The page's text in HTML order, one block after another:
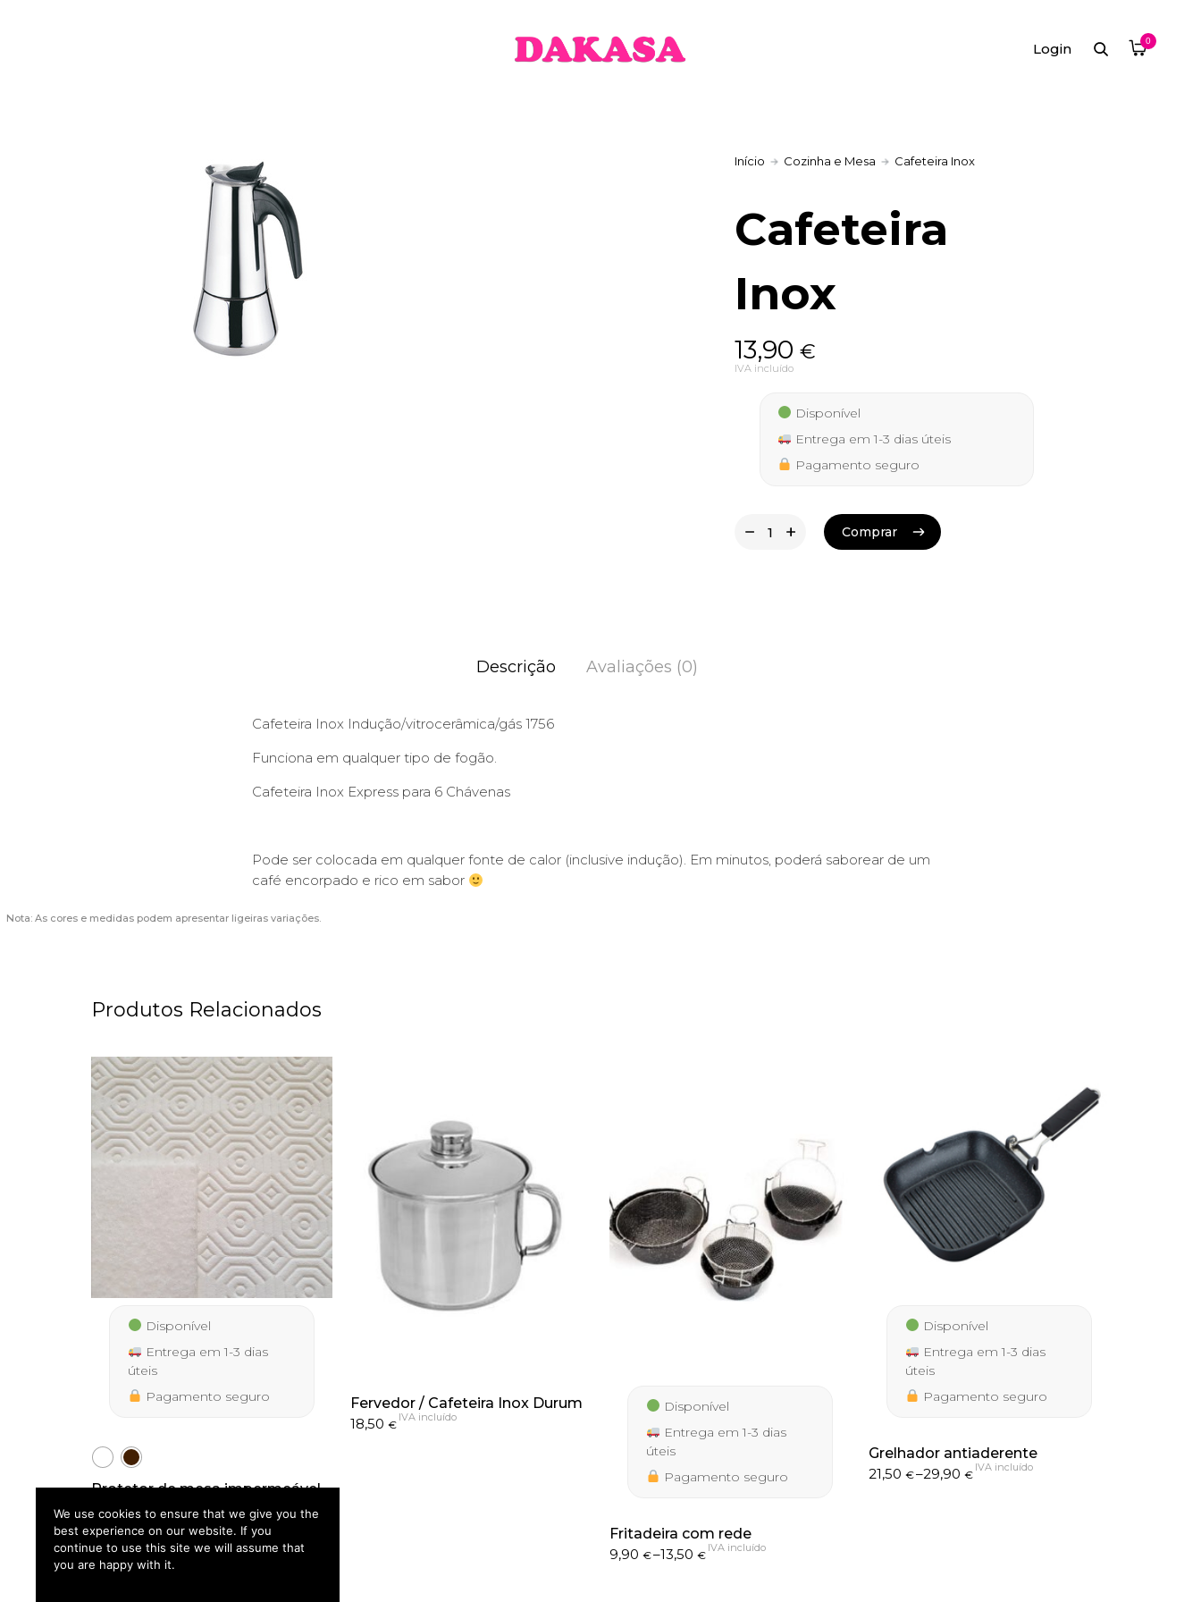
Login 0
Início Cozinha e Mesa Cafeteira Inox
Cafeteira
Inox
13,90€
IVA incluído
Disponível
Entrega em 1-3 dias úteis
Pagamento seguro
Comprar
Comprar
Descrição Avaliações (0)
Cafeteira Inox Indução/vitrocerâmica/gás 1756
Funciona em qualquer tipo de fogão.
Cafeteira Inox Express para 6 Chávenas
Pode ser colocada em qualquer fonte de calor (inclusive indução). Em minutos, poderá saborear de um
café encorpado e rico em sabor
Nota: As cores e medidas podem apresentar ligeiras variações.
Produtos Relacionados
Disponível
Entrega em 1-3 dias
úteis
Pagamento seguro
Protetor de mesa impermeável
9,90€ – 34,90 €
Price
range:
9,90 €
through
Fervedor / Cafeteira Inox Durum
18,50 €
IVA incluído
Disponível
Entrega em 1-3 dias
úteis
Pagamento seguro
Fritadeira com rede
9,90 €–13,50€
Price
IVA incluído
Disponível
Entrega em 1-3 dias
úteis
Pagamento seguro
Grelhador antiaderente
21,50 €–29,90€
Price
IVA incluído
We use cookies to ensure that we give you the
best experience on our website. If you
continue to use this site we will assume that
you are happy with it.